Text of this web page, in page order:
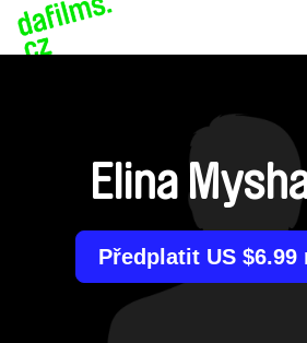
Elina
Předplatit US $6.99